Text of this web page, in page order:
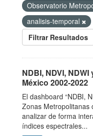
Observatorio
analisis-temporal
Filtrar Resultados
NDBI, NDVI,
México 2002-2022
El dashboard “NDBI,
Zonas Metropolitanas
analizar de forma
índices espectrales...